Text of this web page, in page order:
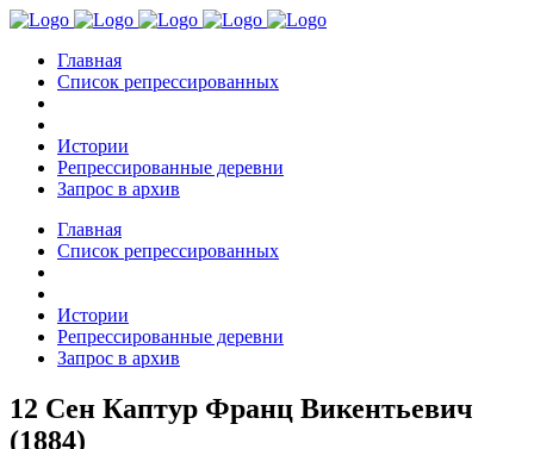
Главная
Список репрессированных
Истории
Репрессированные деревни
Запрос в архив
Главная
Список репрессированных
Истории
Репрессированные деревни
Запрос в архив
12 Сен Каптур Франц Викентьевич
(1884)